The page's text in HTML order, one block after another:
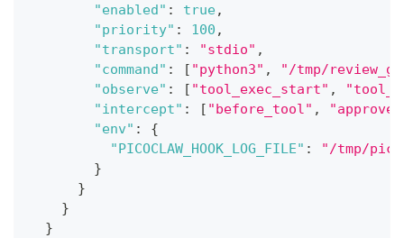
"enabled" : true,
"priority" : 100 ,
"transport" : "stdio" ,
"command" : [ "python3" ,
"/tmp/
"observe" : [ "tool_exec_start" ,
"intercept" : [ "before_tool" ,
"env" :
{
"PICOCLAW_HOOK_LOG_FILE" :
"/tmp/
}
}
}
}